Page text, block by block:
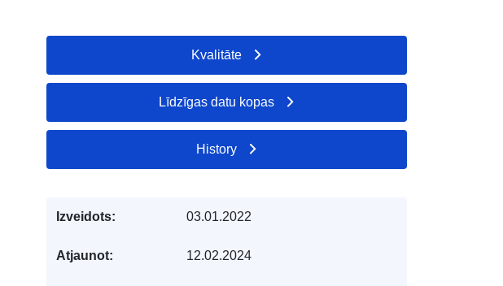
Kvalitāte
Līdzīgas datu kopas
History
Izveidots: 03.01.2022
Atjaunot: 12.02.2024